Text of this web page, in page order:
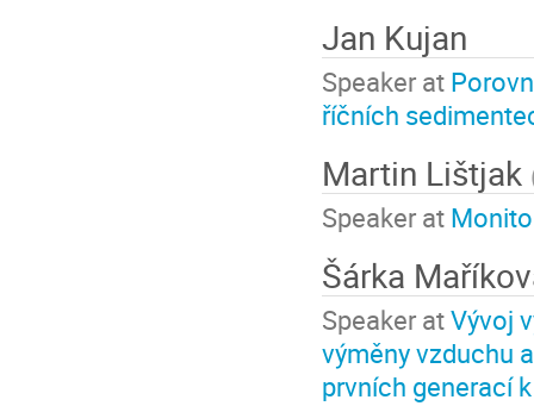
Jan Kujan
Speaker at
říčních
Martin Lištjak
Speaker at
Šárka
Speaker atVývoj
výměny vzduchu
prvních generací